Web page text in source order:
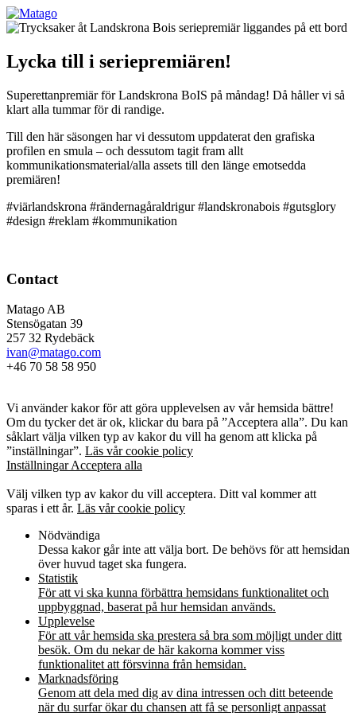
Lycka till i seriepremiären!
Superettanpremiär för Landskrona BoIS på måndag! Då håller vi så
klart alla tummar för di randige.
Till den här säsongen har vi dessutom uppdaterat den grafiska
profilen en smula – och dessutom tagit fram allt
kommunikationsmaterial/alla assets till den länge emotsedda
premiären!
#viärlandskrona #rändernagåraldrigur #landskronabois #gutsglory
#design #reklam #kommunikation
Contact
Matago AB
Stensögatan 39
257 32 Rydebäck
ivan@matago.com
+46 70 58 58 950
Vi använder kakor för att göra upplevelsen av vår hemsida bättre!
Om du tycker det är ok, klickar du bara på ”Acceptera alla”. Du kan
såklart välja vilken typ av kakor du vill ha genom att klicka på
”inställningar”. Läs vår cookie policy
InställningarAcceptera alla
Välj vilken typ av kakor du vill acceptera. Ditt val kommer att
sparas i ett år. Läs vår cookie policy
Nödvändiga
Dessa kakor går inte att välja bort. De behövs för att hemsidan
över huvud taget ska fungera.
Statistik
För att vi ska kunna förbättra hemsidans funktionalitet och
uppbyggnad, baserat på hur hemsidan används.
Upplevelse
För att vår hemsida ska prestera så bra som möjligt under ditt
besök. Om du nekar de här kakorna kommer viss
funktionalitet att försvinna från hemsidan.
Marknadsföring
Genom att dela med dig av dina intressen och ditt beteende
när du surfar ökar du chansen att få se personligt anpassat